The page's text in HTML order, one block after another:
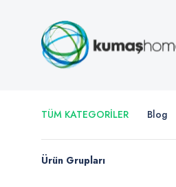
TÜM KATEGORİLER Blog
Ürün Grupları